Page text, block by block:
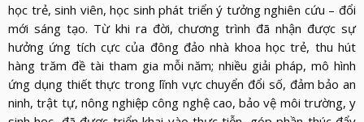
học trẻ, sinh viên, học sinh phát triển ý tưởng nghiên cứu – đổi
mới sáng tạo. Từ khi ra đời, chương trình đã nhận được sự
hưởng ứng tích cực của đông đảo nhà khoa học trẻ, thu hút
hàng trăm đề tài tham gia mỗi năm; nhiều giải pháp, mô hình
ứng dụng thiết thực trong lĩnh vực chuyển đổi số, đảm bảo an
ninh, trật tự, nông nghiệp công nghệ cao, bảo vệ môi trường, y